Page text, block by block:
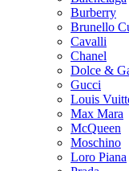
Burberry
Brunello
Cavalli
Chanel
Dolce &
Gucci
Louis
Max Mara
McQueen
Moschino
Loro Piana